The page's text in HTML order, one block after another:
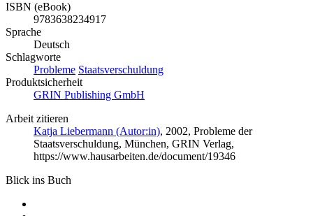
ISBN (eBook)
9783638234917
Sprache
Deutsch
Schlagworte
Probleme Staatsverschuldung
Produktsicherheit
GRIN Publishing GmbH
Arbeit zitieren
Katja Liebermann (Autor:in), 2002, Probleme der
Staatsverschuldung, München, GRIN Verlag,
https://www.hausarbeiten.de/document/19346
Blick ins Buch